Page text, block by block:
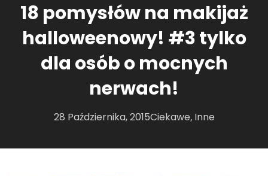
18 pomysłów na makijaż
halloweenowy! #3 tylko
dla osób o mocnych
nerwach!
28 Października, 2015Ciekawe, Inne